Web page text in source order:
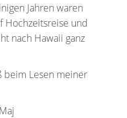
Jahren waren
Hochzeitsreise und
nach Hawaii ganz
beim Lesen meiner